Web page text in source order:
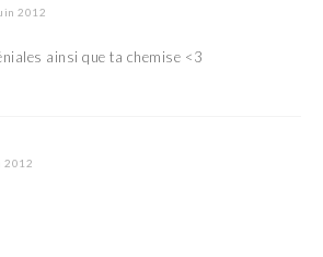
2012
ainsi que ta chemise <3
2012